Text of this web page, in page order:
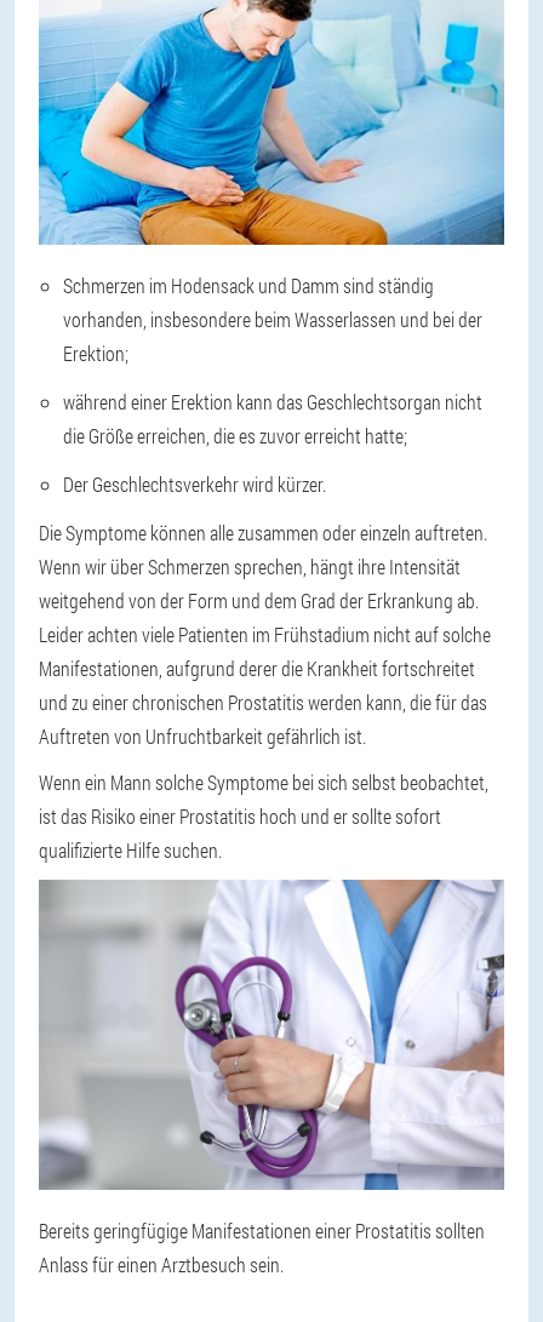
Schmerzen im Hodensack und Damm sind ständig
vorhanden, insbesondere beim Wasserlassen und bei der
Erektion;
während einer Erektion kann das Geschlechtsorgan nicht
die Größe erreichen, die es zuvor erreicht hatte;
Der Geschlechtsverkehr wird kürzer.
Die Symptome können alle zusammen oder einzeln auftreten.
Wenn wir über Schmerzen sprechen, hängt ihre Intensität
weitgehend von der Form und dem Grad der Erkrankung ab.
Leider achten viele Patienten im Frühstadium nicht auf solche
Manifestationen, aufgrund derer die Krankheit fortschreitet
und zu einer chronischen Prostatitis werden kann, die für das
Auftreten von Unfruchtbarkeit gefährlich ist.
Wenn ein Mann solche Symptome bei sich selbst beobachtet,
ist das Risiko einer Prostatitis hoch und er sollte sofort
qualifizierte Hilfe suchen.
Bereits geringfügige Manifestationen einer Prostatitis sollten
Anlass für einen Arztbesuch sein.